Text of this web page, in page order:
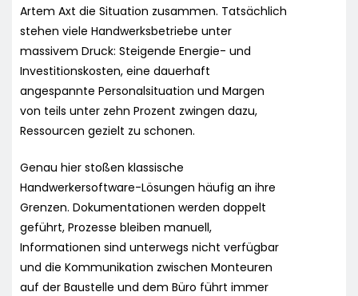
Artem Axt die Situation zusammen. Tatsächlich
stehen viele Handwerksbetriebe unter
massivem Druck: Steigende Energie- und
Investitionskosten, eine dauerhaft
angespannte Personalsituation und Margen
von teils unter zehn Prozent zwingen dazu,
Ressourcen gezielt zu schonen.
Genau hier stoßen klassische
Handwerkersoftware-Lösungen häufig an ihre
Grenzen. Dokumentationen werden doppelt
geführt, Prozesse bleiben manuell,
Informationen sind unterwegs nicht verfügbar
und die Kommunikation zwischen Monteuren
auf der Baustelle und dem Büro führt immer